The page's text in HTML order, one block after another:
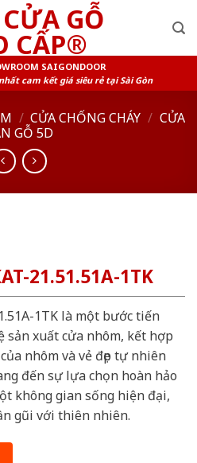
SAIGONDOOR
cam kết giá siêu rẻ tại Sài Gòn
/ CỬA CHỐNG CHÁY / CỬA
GỖ 5D
21.51.51A-1TK
1TK là một bước tiến
sản xuất cửa nhôm, kết hợp
nhôm và vẻ đẹp tự nhiên
đến sự lựa chọn hoàn hảo
không gian sống hiện đại,
gũi với thiên nhiên.